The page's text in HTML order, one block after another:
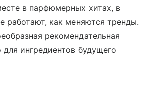
в парфюмерных хитах, в
работают, как меняются тренды.
рекомендательная
ингредиентов будущего